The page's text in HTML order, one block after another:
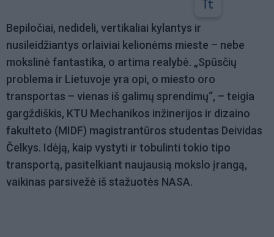
Bepiločiai, nedideli, vertikaliai kylantys ir
nusileidžiantys orlaiviai kelionėms mieste – nebe
mokslinė fantastika, o artima realybė. „Spūsčių
problema ir Lietuvoje yra opi, o miesto oro
transportas – vienas iš galimų sprendimų“, – teigia
gargždiškis, KTU Mechanikos inžinerijos ir dizaino
fakulteto (MIDF) magistrantūros studentas Deividas
Čelkys. Idėją, kaip vystyti ir tobulinti tokio tipo
transportą, pasitelkiant naujausią mokslo įrangą,
vaikinas parsivežė iš stažuotės NASA.